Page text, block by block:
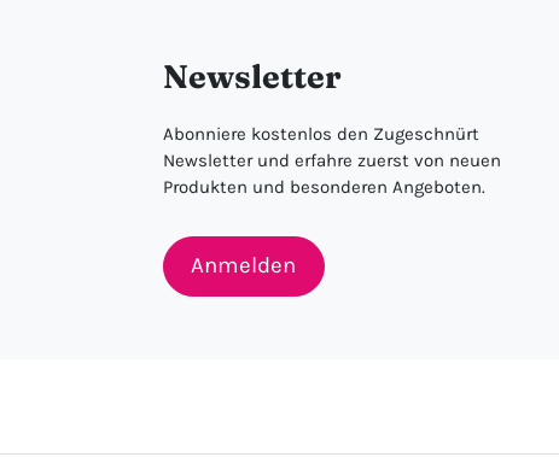
Newsletter
Abonniere kostenlos den Zugeschnürt
Newsletter und erfahre zuerst von neuen
Produkten und besonderen Angeboten.
Anmelden